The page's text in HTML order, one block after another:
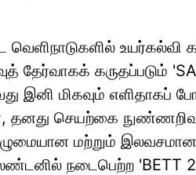
உயர்கல்வி
தேர்வாகக் கருதப்படும்
இனி மிகவும் எளிதாகப்
தனது செயற்கை
மற்றும்
நடைபெற்ற 'BETT